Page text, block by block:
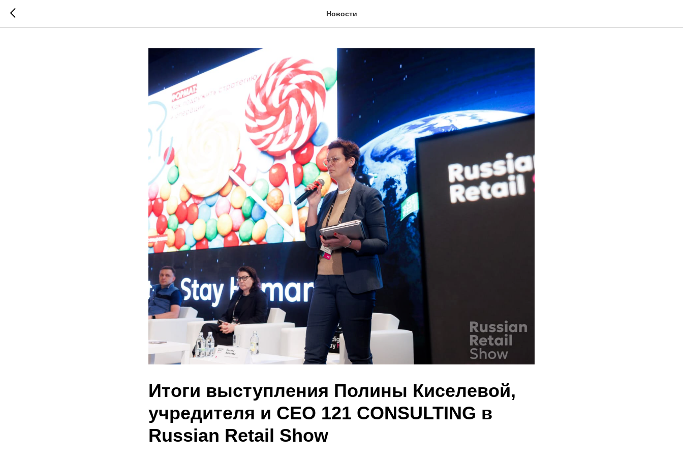
Новости
Итоги выступления Полины Киселевой,
учредителя и СЕО 121 CONSULTING в
Russian Retail Show